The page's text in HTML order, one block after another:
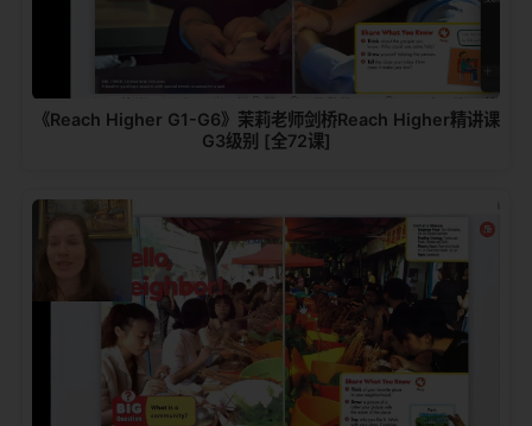
《Reach Higher G1-G6》茉莉老师剑桥Reach Higher精讲课
G3级别 [全72课]